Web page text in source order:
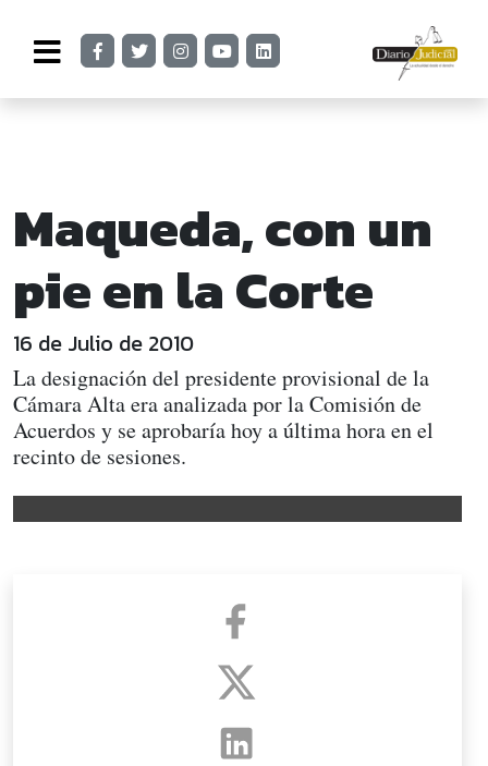
Maqueda, con un
pie en la Corte
16 de Julio de 2010
La designación del presidente provisional de la
Cámara Alta era analizada por la Comisión de
Acuerdos y se aprobaría hoy a última hora en el
recinto de sesiones.